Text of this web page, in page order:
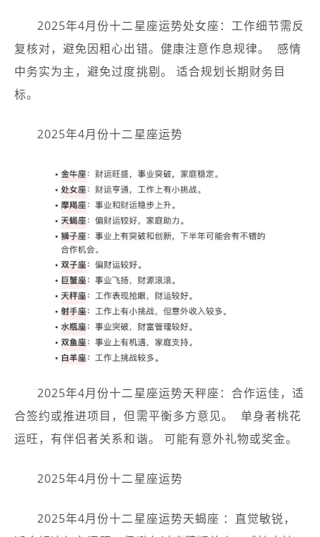
2025年4月份十二星座运势处女座：工作细节需反
复核对，避免因粗心出错。健康注意作息规律。 ️ 感情
中务实为主，避免过度挑剔。 适合规划长期财务目
标。
2025年4月份十二星座运势
2025年4月份十二星座运势天秤座：合作运佳，适
合签约或推进项目，但需平衡多方意见。 ️ 单身者桃花
运旺，有伴侣者关系和谐。 可能有意外礼物或奖金。
2025年4月份十二星座运势
2025年4月份十二星座运势天蝎座 ：直觉敏锐，